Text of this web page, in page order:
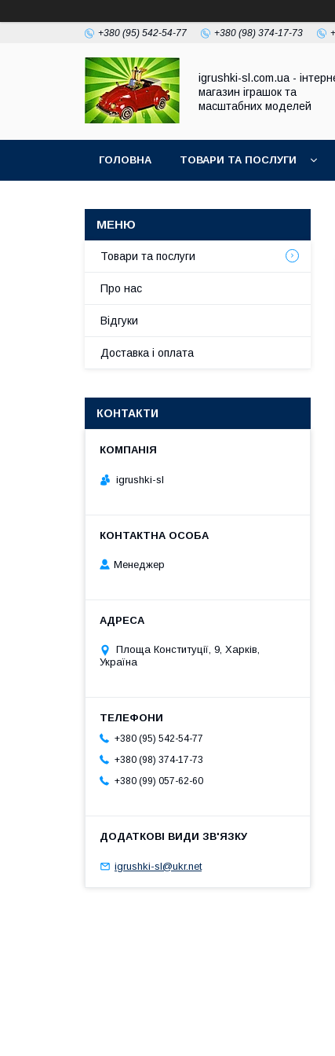
+380 (95) 542-54-77 +380 (98) 374-17-73
igrushki-sl.com.ua -
магазин іграшок та
масштабних моделей
ГОЛОВНА ТОВАРИ ТА ПОСЛУГИ
Товари та послуги
Про нас
Відгуки
Доставка і оплата
КОНТАКТИ
igrushki-sl
Менеджер
Площа Конституції, 9, Харків,
Україна
+380 (95) 542-54-77
+380 (98) 374-17-73
+380 (99) 057-62-60
igrushki-sl@ukr.net